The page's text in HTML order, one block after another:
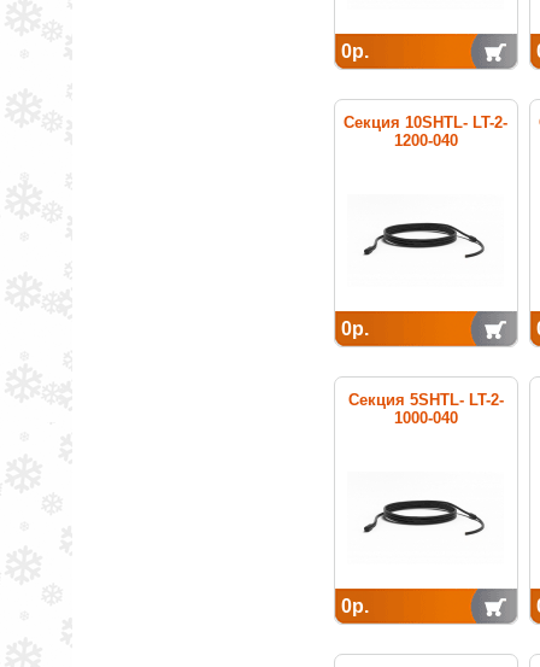
0р.
Секция 10SHTL- LT-2-
1200-040
0р.
Секция 5SHTL- LT-2-
1000-040
0р.